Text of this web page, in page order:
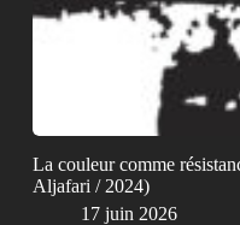
La couleur comme
Aljafari / 2024)
17 juin 2026